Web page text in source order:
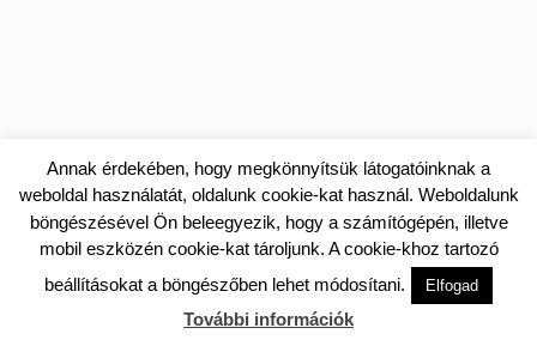
Annak érdekében, hogy megkönnyítsük látogatóinknak a
weboldal használatát, oldalunk cookie-kat használ. Weboldalunk
böngészésével Ön beleegyezik, hogy a számítógépén, illetve
mobil eszközén cookie-kat tároljunk. A cookie-khoz tartozó
beállításokat a böngészőben lehet módosítani.
Elfogad
További információk